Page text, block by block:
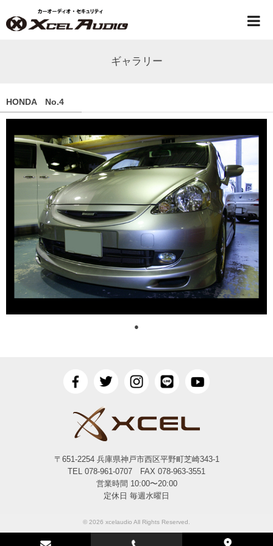
ギャラリー
HONDA No.4
●
〒651-2254 兵庫県神戸市西区平野町芝崎343-1
TEL 078-961-0707 FAX 078-963-3551
営業時間 10:00〜20:00
定休日 毎週水曜日
© 2026 xcelaudio All Rights Reserved.